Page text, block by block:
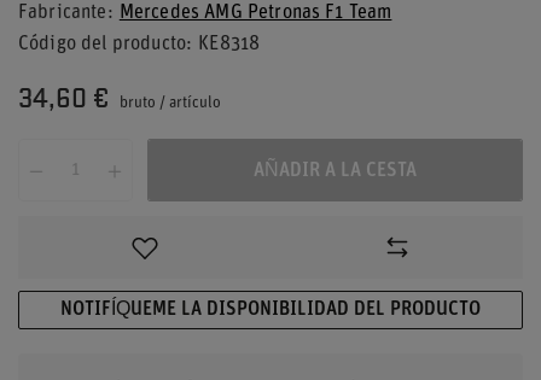
Fabricante
Mercedes AMG Petronas F1 Team
Código del producto
KE8318
34,60 € bruto / artículo
AÑADIR A LA CESTA
NOTIFÍQUEME LA DISPONIBILIDAD DEL PRODUCTO